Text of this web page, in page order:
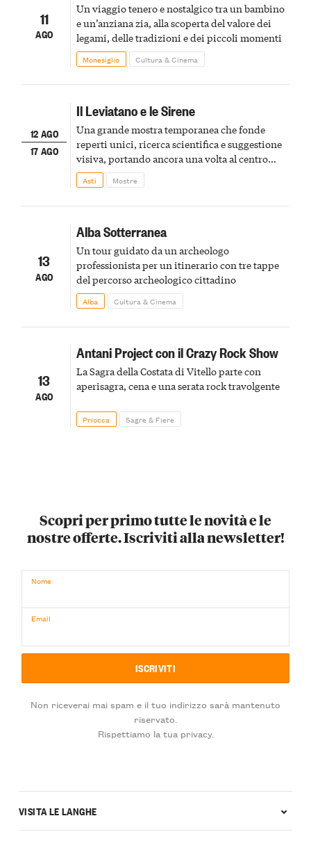
11
AGO
Un viaggio tenero e nostalgico tra un bambino
e un’anziana zia, alla scoperta del valore dei
legami, delle tradizioni e dei piccoli momenti
Monesiglio Cultura & Cinema
12 AGO
17 AGO
Il Leviatano e le Sirene
Una grande mostra temporanea che fonde
reperti unici, ricerca scientifica e suggestione
visiva, portando ancora una volta al centro
della scena le meraviglie del passato astigiano
Asti Mostre
13
AGO
Alba Sotterranea
Un tour guidato da un archeologo
professionista per un itinerario con tre tappe
del percorso archeologico cittadino
Alba Cultura & Cinema
13
AGO
Antani Project con il Crazy Rock Show
La Sagra della Costata di Vitello parte con
aperisagra, cena e una serata rock travolgente
Priocca Sagre & Fiere
Scopri per primo tutte le novità e le
nostre offerte. Iscriviti alla newsletter!
Nome
Email
Non riceverai mai spam e il tuo indirizzo sarà mantenuto
riservato.
Rispettiamo la tua privacy.
VISITA LE LANGHE